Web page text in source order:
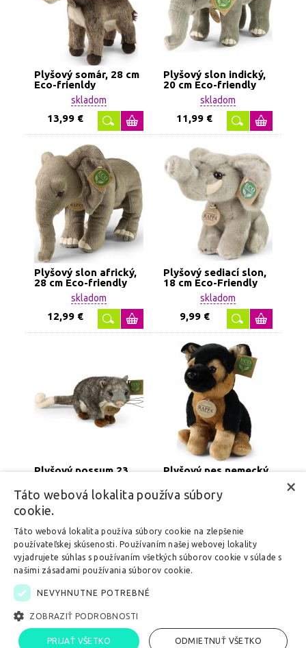
Plyšový somár, 28 cm
Eco-frienldy
skladom
13,99 €
Plyšový slon indický,
20 cm Eco-friendly
skladom
11,99 €
Plyšový slon africký,
28 cm Eco-friendly
skladom
12,99 €
Plyšový sediací slon,
18 cm Eco-Friendly
skladom
9,99 €
Plyšový possum 23
skladom
11,99 €
Plyšový pes nemecký
friendly SOFT
skladom
Zobraziť stranu: 1 2 3 ...
Copyright 2023 - 2026 ©
×
Táto webová lokalita používa súbory
cookie.
Táto webová lokalita používa súbory cookie na zlepšenie
používateľskej skúsenosti. Používaním našej webovej lokality
vyjadrujete súhlas s používaním všetkých súborov cookie v súlade s
našimi zásadami používania súborov cookie.
NEVYHNUTNE POTREBNÉ
ZOBRAZIŤ PODROBNOSTI
PRIJAŤ VŠETKO ODMIETNUŤ VŠETKO